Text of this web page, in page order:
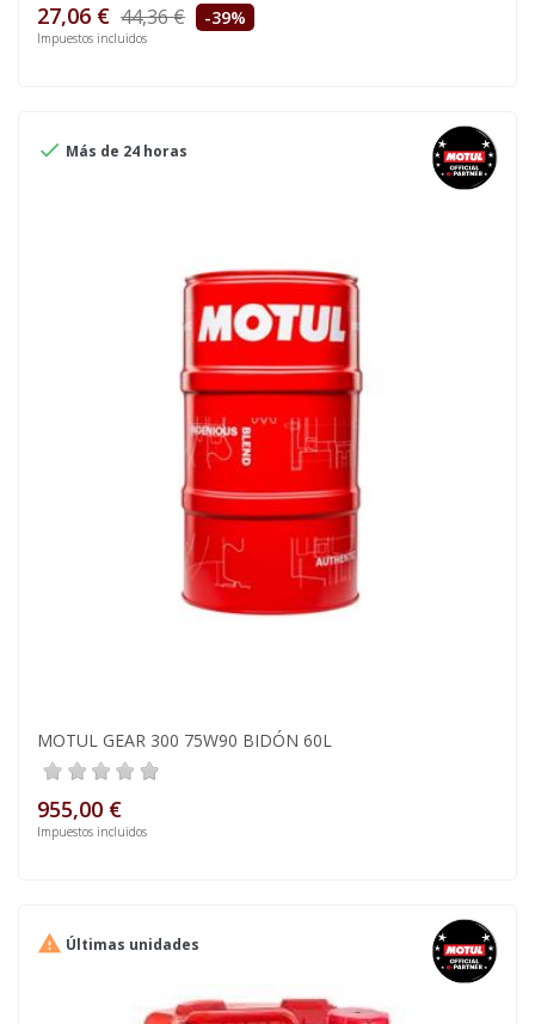
27,06 € 44,36 € -39%
Impuestos incluidos
 Más de 24 horas
MOTUL GEAR 300 75W90 BIDÓN 60L
955,00 €
Impuestos incluidos
 Últimas unidades